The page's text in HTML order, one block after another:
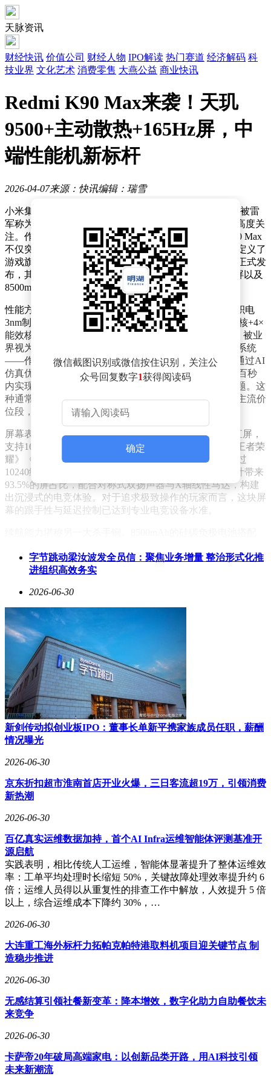
天脉资讯
财经快讯 价值公司 财经人物 IPO解读 热门赛道 经济解码 科
技业界 文化艺术 消费零售 大燕公益 商业快讯
Redmi K90 Max来袭！天玑
9500+主动散热+165Hz屏，中
端性能机新标杆
2026-04-07来源：快讯编辑：瑞雪
小米集团近日正式官宣REDMI K90 Max即将登场，这款被雷
军称为“性能魔王”的新机，凭借其强悍配置引发了市场高度关
注。作为K系列史上首款搭载主动散热系统的机型，K90 Max
不仅突破了中端机的性能边界，更以多项创新技术重新定义了
游戏旗舰标准。小米合伙人卢伟冰透露，该机将于本月正式发
布，其核心配置包括天玑9500双芯组合、165Hz超高刷屏以及
8500mAh巨型电池，堪称同价位段的“终极杀手”。
性能方面，K90 Max搭载的联发科天玑9500芯片采用台积电
3nm制程工艺，CPU架构为1×4.21GHz超大核+3×高性能核+4×
能效核，单核性能较前代提升32%，多核性能提升17%，被业
界视为安卓阵营最强芯片之一。更值得关注的是其散热系统
——作为小米首款内置主动散热风扇的手机，K90 Max通过AI
仿真优化风道设计，配合6700mm²的3D冰封冷泵，可在百秒
内实现10℃降温，彻底解决高负载场景下的发热降频问题。这
种通常仅见于高端游戏手机的散热方案，如今被下放至主流价
位段，无疑将重塑市场竞争格局。
屏幕表现同样惊艳。该机配备6.7英寸1.5K分辨率LTPS直屏，
支持165Hz动态刷新率与1000Hz触控采样率，不仅在《王者荣
耀》《和平精英》等主流游戏中实现全高帧适配，更通过
10240级调光技术兼顾护眼与流畅度。2D视觉四等边设计带来
93.5%的屏占比，配合对称式双扬声器与X轴线性马达，构建
出沉浸式的电竞体验。对于追求极致操作的玩家而言，这块屏
幕的跟手性与延迟控制已达到专业电竞设备水准。
焦虑。机身采用金属中框与磨砂玻璃后盖的组合，在保持旗舰
级质感的同时，还通过了IP68防水认证。超声波指纹识别、全
卢伟冰强调，K90 Max的定位是“全价位段游戏表现标杆”，其
综合体验已超越部分定价翻倍的专业游戏手机。
价格策略延续了REDMI一贯的“加量不加价”传统。参考前代
K80至尊版2599元的起售价，K90 Max的12GB+256GB版本预
计定价2999元。在同价位竞品仍普遍采用骁龙8 Gen2或天玑
9200芯片时，K90 Max凭借天玑9500+主动散热+165Hz屏的组
合形成降维打击。市场分析认为，这款机型发布后将直接冲击
黑鲨、红魔等传统游戏手机品牌的市场份额，其“中端价格，
旗舰体验”的定位或引发新一轮行业洗牌。
目前K90 Max已通过3C认证，官方预热活动全面开启。雷军与
卢伟冰在社交媒体频繁互动，持续推高产品热度。对于游戏玩
对于普通用户，其超长续航与耐用性则提供了“战未来”的保
障。随着发布日期的临近，中端性能机市场的竞争格局正面临
重塑。
微信截图识别或微信按住识别，关注公
众号回复数字1获得阅读码
确定
字节跳动梁汝波发全员信：聚焦业务增量 整治形式化推
进组织高效务实
2026-06-30
新剑传动拟创业板IPO：董事长单新平携家族成员任职，薪酬
情况曝光
2026-06-30
京东折扣超市淮南首店开业火爆，三日客流超19万，引领消费
新热潮
2026-06-30
百亿真实运维数据加持，首个AI Infra运维智能体评测基准开
源启航
实践表明，相比传统人工运维，智能体显著提升了整体运维效
率：工单平均处理时长缩短 50%，关键故障处理效率提升约 6
倍；运维人员得以从重复性的排查工作中解放，人效提升 5 倍
以上，综合运维成本下降约 30%，…
2026-06-30
大连重工海外标杆力拓帕克帕特港取料机项目迎关键节点 制
造稳步推进
2026-06-30
无感结算引领社餐新变革：降本增效，数字化助力自助餐饮未
来竞争
2026-06-30
卡萨帝20年破局高端家电：以创新品类开路，用AI科技引领
未来新潮流